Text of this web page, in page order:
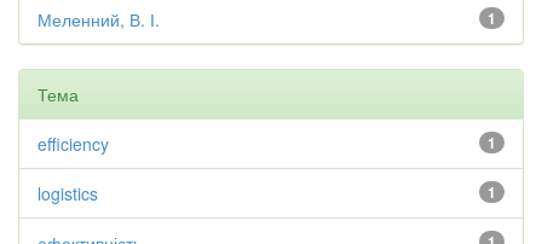
1
Меленний, В. І.
Тема
1
efficiency
1
logistics